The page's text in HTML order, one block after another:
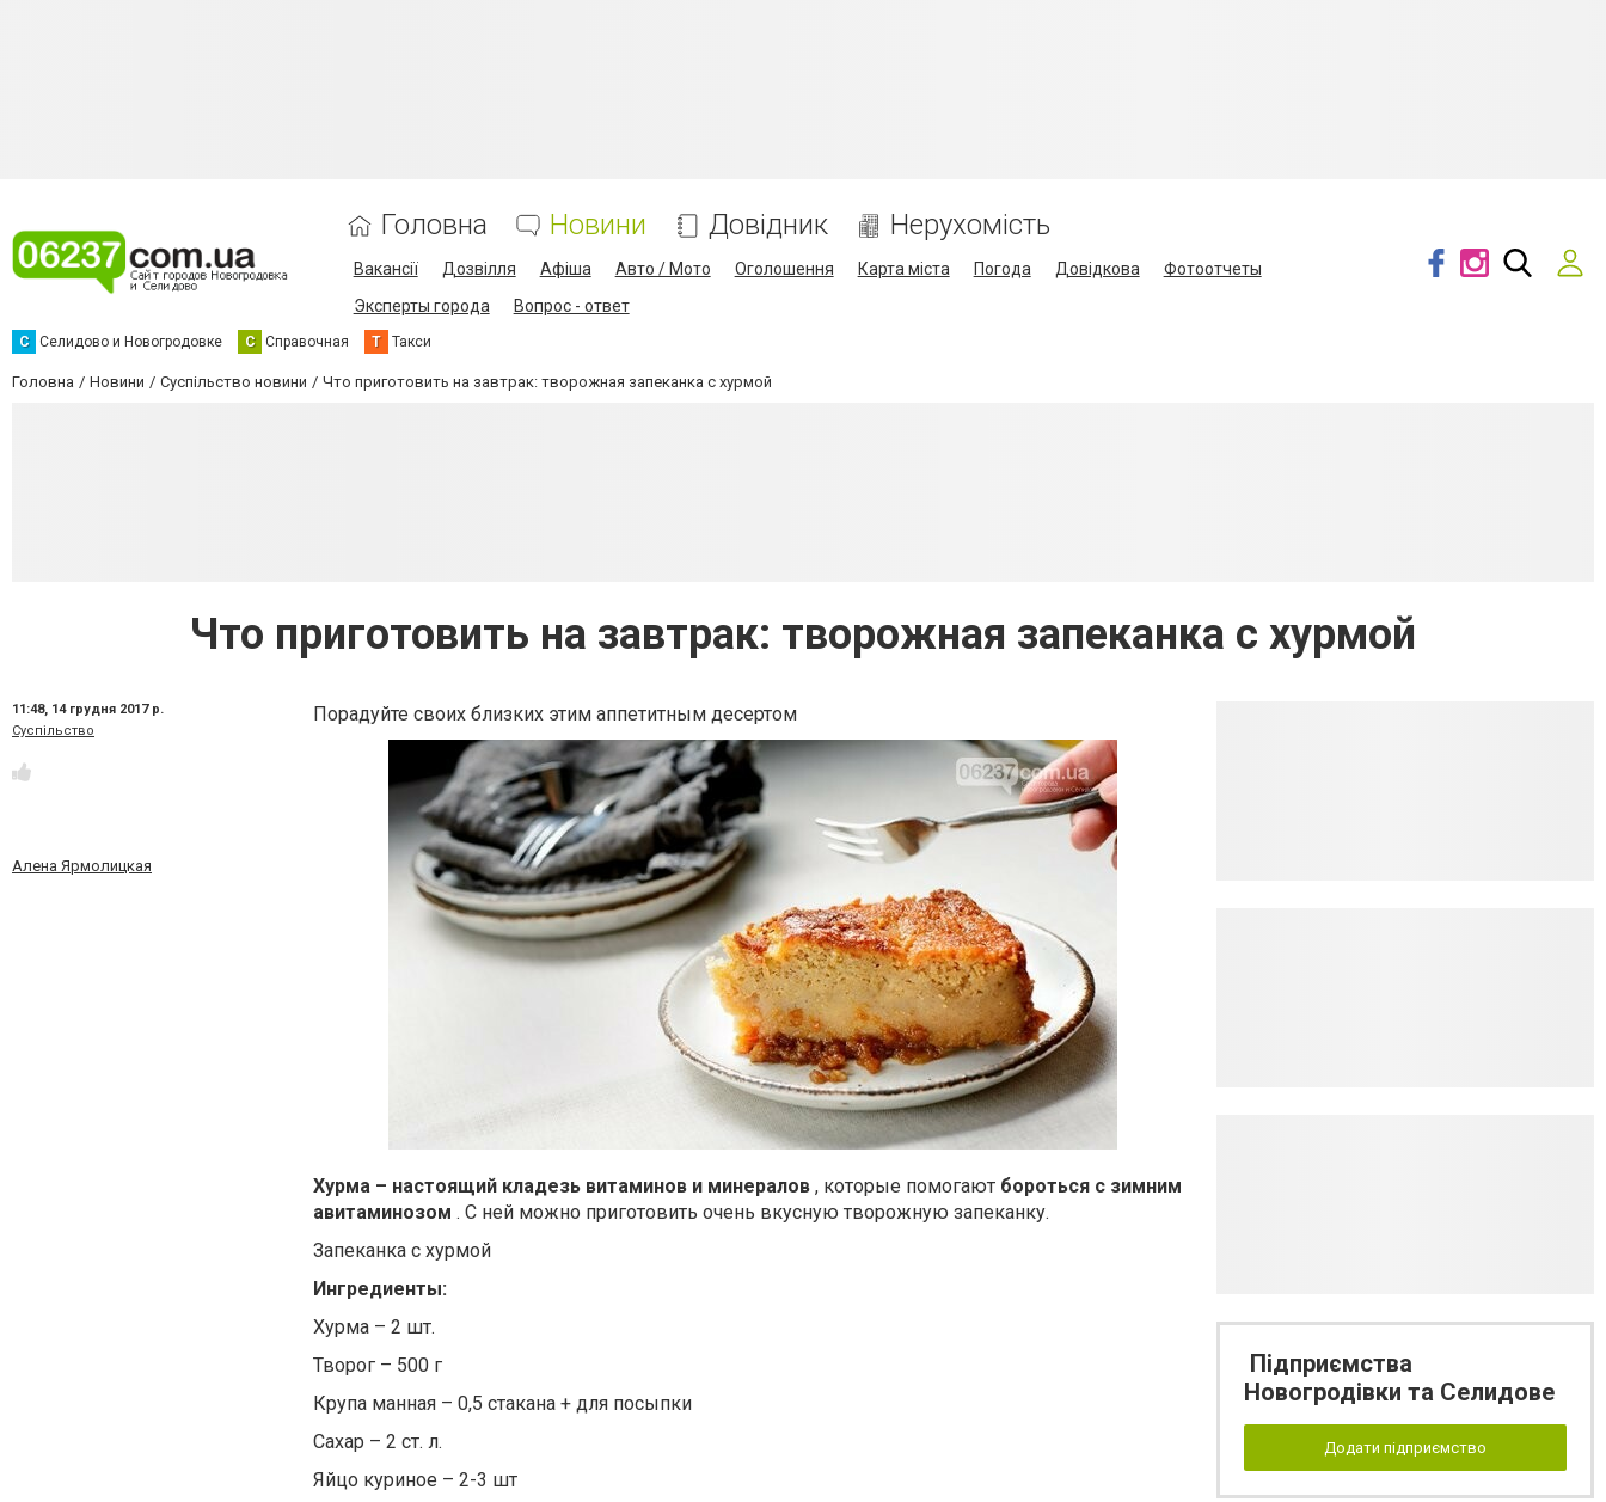
Головна Новини Довідник Нерухомість
Вакансії Дозвілля Афіша Авто / Мото Оголошення Карта міста Погода Довідкова
Фотоотчеты
Эксперты города
Вопрос - ответ
С Селидово и Новогродовке С Справочная Т Такси
Головна Новини Суспільство новини Что приготовить на завтрак: творожная запеканка с хурмой
Что приготовить на завтрак: творожная запеканка с хурмой
11:48, 14 грудня 2017 р.
Суспільство
Алена Ярмолицкая
Порадуйте своих близких этим аппетитным десертом
Хурма – настоящий кладезь витаминов и минералов , которые помогают бороться с зимним
авитаминозом . С ней можно приготовить очень вкусную творожную запеканку.
Запеканка с хурмой
Ингредиенты:
Хурма – 2 шт.
Творог – 500 г
Крупа манная – 0,5 стакана + для посыпки
Сахар – 2 ст. л.
Яйцо куриное – 2-3 шт
Підприємства
Новогродівки та Селидове
Додати підприємство